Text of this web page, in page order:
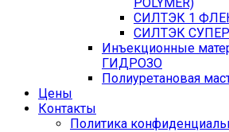
СИЛТЭК 1
СИЛТЭК СУПЕР
Инъекционные
ГИДРОЗО
Полиуретановая
Цены
Контакты
Политика